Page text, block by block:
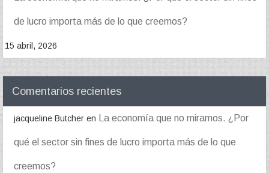
de lucro importa más de lo que creemos?
15 abril, 2026
Comentarios recientes
jacqueline Butcher en La economía que no miramos. ¿Por
qué el sector sin fines de lucro importa más de lo que
creemos?